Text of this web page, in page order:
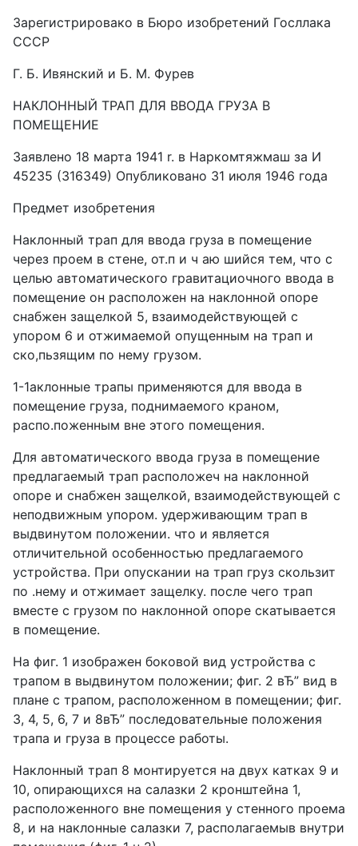
Зарегистрировако в Бюро изобретений Госллака
СССР
Г. Б. Ивянский и Б. M. Фурев
НАКЛОННЫЙ ТРАП ДЛЯ ВВОДА ГРУЗА В
ПОМЕЩЕНИЕ
Заявлено 18 марта 1941 r. в Наркомтяжмаш за И
45235 (316349) Опубликовано 31 июля 1946 года
Предмет изобретения
Наклонный трап для ввода груза в помещение
через проем в стене, от.п и ч аю шийся тем, что с
целью автоматического гравитациочного ввода в
помещение он расположен на наклонной опоре
снабжен защелкой 5, взаимодействующей с
упором 6 и отжимаемой опущенным на трап и
ско,пьзящим по нему грузом.
1-1аклонные трапы применяются для ввода в
помещение груза, поднимаемого краном,
распо.поженным вне этого помещения.
Для автоматического ввода груза в помещение
предлагаемый трап расположеч на наклонной
опоре и снабжен защелкой, взаимодействующей с
неподвижным упорoм. удерживающим трап в
выдвинутом положении. что и является
отличительной особенностью предлагаемого
устройства. При опускании на трап груз скользит
по .нему и отжимает защелку. после чего трап
вместе с грузом по наклонной опоре скатывается
в помещение.
На фиг. 1 изображен боковой вид устройства с
трапом в выдвинутом положении; фиг. 2 вЂ” вид в
плане с трапом, расположенном в помещении; фиг.
3, 4, 5, 6, 7 и 8вЂ” последовательные положения
трапа и груза в процессе работы.
Наклонный трап 8 монтируется на двух катках 9 и
10, опирающихся на салазки 2 кронштейна 1,
расположенного вне помещения у стенного проема
8, и на наклонные салазки 7, располагаемыв внутри